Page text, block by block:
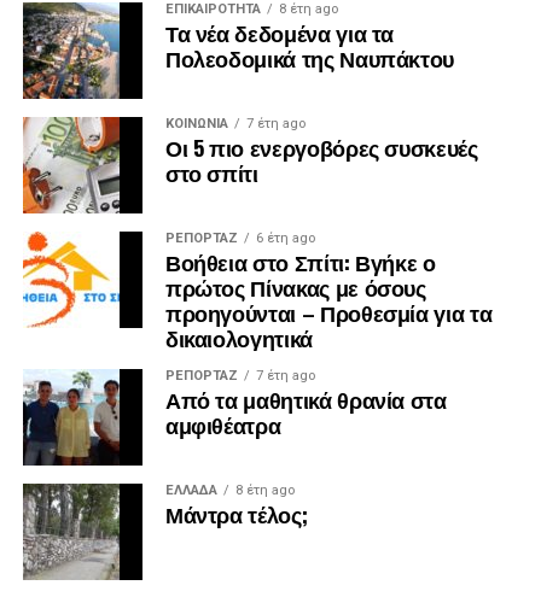
ΕΠΙΚΑΙΡΟΤΗΤΑ 8 έτη ago
Τα νέα δεδομένα για τα
Πολεοδομικά της Ναυπάκτου
ΚΟΙΝΩΝΙΑ 7 έτη ago
Οι 5 πιο ενεργοβόρες συσκευές
στο σπίτι
ΡΕΠΟΡΤΑΖ 6 έτη ago
Βοήθεια στο Σπίτι: Βγήκε ο
πρώτος Πίνακας με όσους
προηγούνται – Προθεσμία για τα
δικαιολογητικά
ΡΕΠΟΡΤΑΖ 7 έτη ago
Από τα μαθητικά θρανία στα
αμφιθέατρα
ΕΛΛΑΔΑ 8 έτη ago
Μάντρα τέλος;